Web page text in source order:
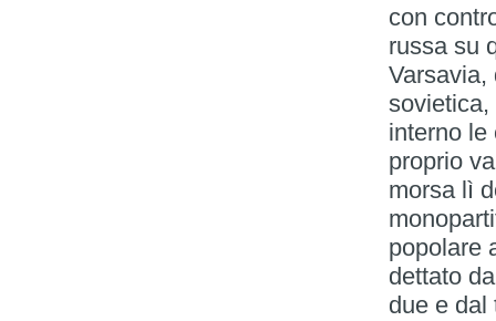
con
russa su
Varsavia,
sovietica,
interno le
proprio
morsa lì
popolare
dettato
due e dal